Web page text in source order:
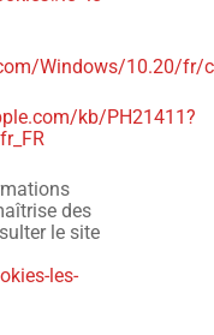
Windows/10.20/fr/
kb/PH21411?
des
le site
les-